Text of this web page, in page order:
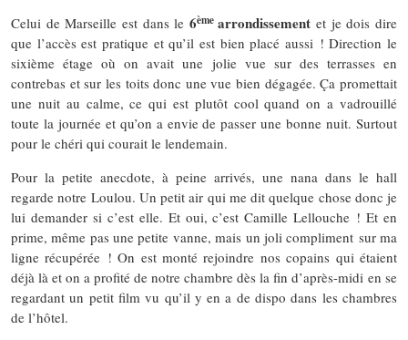
Celui de Marseille est dans le 6èmearrondissement et je dois dire
que l’accès est pratique et qu’il est bien placé aussi ! Direction le
sixième étage où on avait une jolie vue sur des terrasses en
contrebas et sur les toits donc une vue bien dégagée. Ça promettait
une nuit au calme, ce qui est plutôt cool quand on a vadrouillé
toute la journée et qu’on a envie de passer une bonne nuit. Surtout
pour le chéri qui courait le lendemain.
Pour la petite anecdote, à peine arrivés, une nana dans le hall
regarde notre Loulou. Un petit air qui me dit quelque chose donc je
lui demander si c’est elle. Et oui, c’est Camille Lellouche ! Et en
prime, même pas une petite vanne, mais un joli compliment sur ma
ligne récupérée ! On est monté rejoindre nos copains qui étaient
déjà là et on a profité de notre chambre dès la fin d’après-midi en se
regardant un petit film vu qu’il y en a de dispo dans les chambres
de l’hôtel.